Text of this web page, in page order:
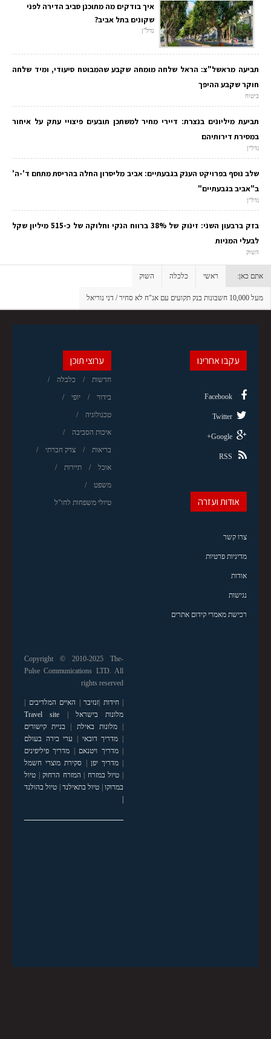
איך בודקים מה מתוכנן סביב הדירה לפני
שקונים בתל אביב?
נדל"ן
תביעה מראשל"צ: הראל שלחה מומחה שקבע שהמבוטח סיעודי, ומיד שלחה
חוקר שקבע ההיפך
ביטוח
תביעת מיליונים בנצרת: דיירי מחיר למשתכן תובעים פיצויי עתק על איחור
במסירת דירותיהם
נדל"ן
שלב נוסף בפרויקט הענק בגבעתיים: אביב מליסרון החלה בהריסת מתחם ד'-ה'
ב"אביב בגבעתיים"
נדל"ן
בזק ברבעון השני: זינוק של 38% ברווח הנקי וחלוקה של כ-515 מיליון שקל
לבעלי המניות
השוק
אתם כאן: ראשי כלכלה השוק
מעל 10,000 חשבונות בנק תקועים עם אג"ח לא סחיר / דני נוריאל
ערוצי תוכן
חדשות כלכלה
בידור יופי
טכנולוגיה
איכות הסביבה
בריאות צדק חברתי
אוכל תיירות
משפט
טיולי משפחות לחו"ל
עקבו אחרינו
Facebook
Twitter
Google+
RSS
אודות ועזרה
צרו קשר
מדיניות פרטיות
אודות
נגישות
רכישת מאמרי קידום אתרים
Copyright © 2010-2025 The-
Pulse Communications LTD. All
rights reserved
|חידות זנזיבר האיים המלדיבים
מלונות בישראל
Travel site
|מלונות באילת
בניית קישורים
מדריך דובאי
ערי בירה בעולם
|מדריך ויטנאם
מדריך פיליפינים
|מדריך יפן
סקירת מוצרי חשמל
טיול במזרח המזרח הרחוק| טיול
במרוקו| טיול בתאילנד| טיול בהולנד